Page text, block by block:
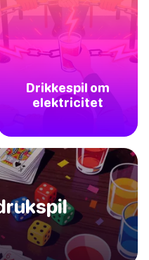
Drikkespil om
elektricitet